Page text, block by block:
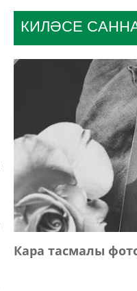
КИЛӘСЕ
Кара тасмалы